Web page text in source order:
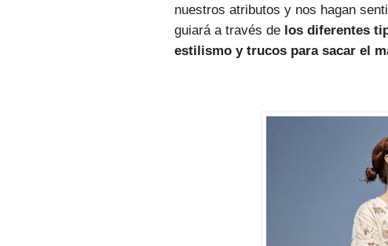
nuestros atributos y nos hagan
guiará a través de los diferentes
estilismo y trucos para sacar el